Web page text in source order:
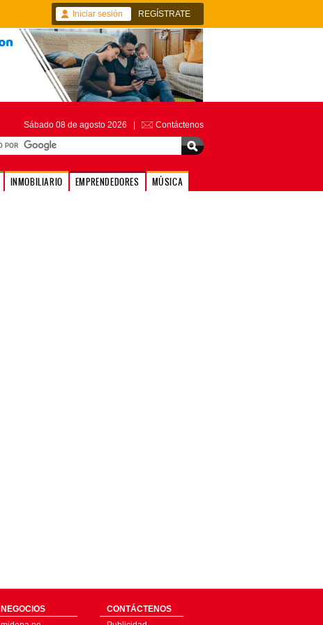
Iniciar sesión REGÍSTRATE
Sábado 08 de agosto 2026 | Contáctenos
INMOBILIARIO EMPRENDEDORES MÚSICA
NEGOCIOS
CONTÁCTENOS